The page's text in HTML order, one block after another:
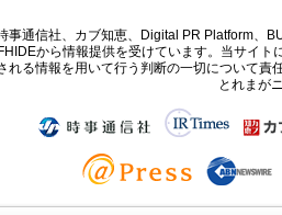
事通信社、カブ知恵、Digital PR Platform、
から情報提供を受けています。当サイ
れる情報を用いて行う判断の一切について責
とれまが